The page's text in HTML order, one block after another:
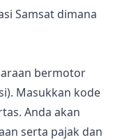
Samsat dimana
bermotor
Masukkan kode
Anda akan
serta pajak dan